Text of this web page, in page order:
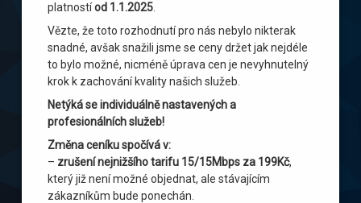
platnostíod 1.1.2025
Vězte, že toto rozhodnutí pro nás nebylo nikterak
snadné, avšak snažili jsme se ceny držet jak nejdéle
to bylo možné, nicméně úprava cen je nevyhnutelný
krok k zachování kvality našich služeb.
Netýká se individuálně nastavených a
profesionálních služeb!
Změna ceníku spočívá v:
– zrušení nejnižšího tarifu 15/15Mbps za 199Kč,
který již není možné objednat, ale stávajícím
zákazníkům bude ponechán.